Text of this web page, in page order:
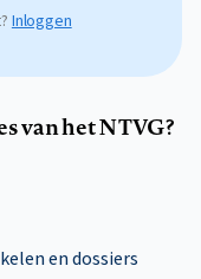
Inloggen
van het NTVG?
en dossiers